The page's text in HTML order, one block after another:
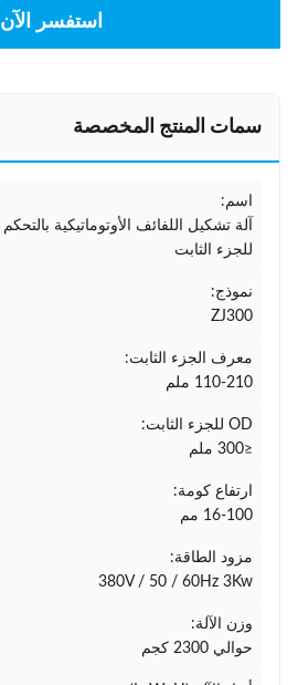
استفسر الآن
سمات المنتج المخصصة
اسم:
للجزء الثابت
نموذج:
ZJ300
معرف الجزء الثابت:
110-210 ملم
OD للجزء الثابت:
≤300 ملم
ارتفاع كومة:
16-100 مم
مزود الطاقة:
380V / 50 / 60Hz 3Kw
وزن الآلة:
حوالي 2300 كجم